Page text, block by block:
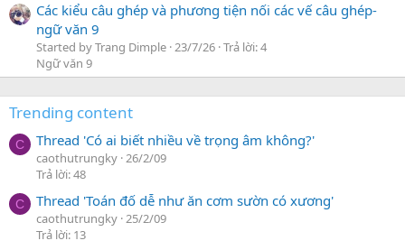
Các kiểu câu ghép và phương tiện nối các vế câu ghép-
ngữ văn 9
Started by Trang Dimple 23/7/26 Trả lời: 4
Ngữ văn 9
Trending content
C Thread 'Có ai biết nhiều về trọng âm không?'
caothutrungky 26/2/09
Trả lời: 48
C Thread 'Toán đố dễ như ăn cơm sườn có xương'
caothutrungky 25/2/09
Trả lời: 13